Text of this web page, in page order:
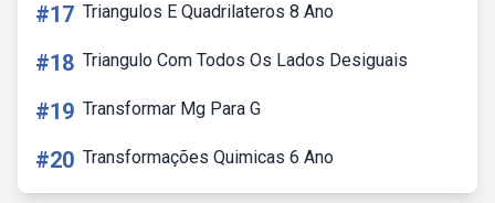
#17 Triangulos E Quadrilateros 8 Ano
#18 Triangulo Com Todos Os Lados Desiguais
#19 Transformar Mg Para G
#20 Transformações Quimicas 6 Ano